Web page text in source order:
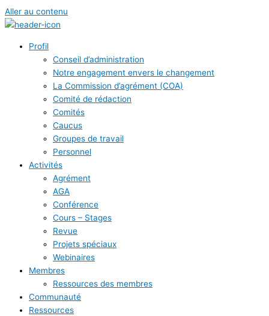
Aller au contenu
Profil
Conseil d’administration
Notre engagement envers le changement
La Commission d’agrément (COA)
Comité de rédaction
Comités
Caucus
Groupes de travail
Personnel
Activités
Agrément
AGA
Conférence
Cours – Stages
Revue
Projets spéciaux
Webinaires
Membres
Ressources des membres
Communauté
Ressources